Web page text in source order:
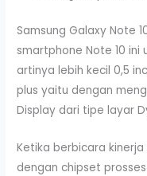
Samsung Galaxy Note
smartphone Note 10 ini
artinya lebih kecil 0,5
plus yaitu dengan
Display dari tipe layar
Ketika berbicara kinerja
dengan chipset